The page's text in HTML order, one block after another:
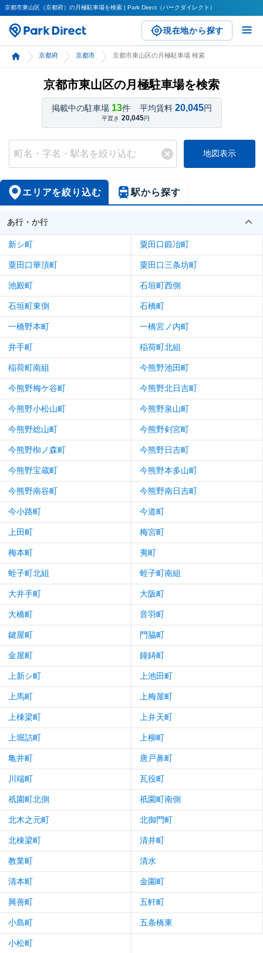
京都市東山区（京都府）の月極駐車場を検索 | Park Direct（パークダイレクト）
現在地から探す
京都府 京都市 京都市東山区の月極駐車場 検索
京都市東山区の月極駐車場を検索
掲載中の駐車場 13件 平均賃料 20,045円
平置き 20,045円
地図表示
エリアを絞り込む 駅から探す
あ行・か行
新シ町 粟田口鍛冶町
粟田口華頂町 粟田口三条坊町
池殿町 石垣町西側
石垣町東側 石橋町
一橋野本町 一橋宮ノ内町
井手町 稲荷町北組
稲荷町南組 今熊野池田町
今熊野梅ケ谷町 今熊野北日吉町
今熊野小松山町 今熊野泉山町
今熊野総山町 今熊野剣宮町
今熊野椥ノ森町 今熊野日吉町
今熊野宝蔵町 今熊野本多山町
今熊野南谷町 今熊野南日吉町
今小路町 今道町
上田町 梅宮町
梅本町 夷町
蛭子町北組 蛭子町南組
大井手町 大阪町
大橋町 音羽町
鍵屋町 門脇町
金屋町 鐘鋳町
上新シ町 上池田町
上馬町 上梅屋町
上棟梁町 上弁天町
上堀詰町 上柳町
亀井町 唐戸鼻町
川端町 瓦役町
祇園町北側 祇園町南側
北木之元町 北御門町
北棟梁町 清井町
教業町 清水
清本町 金園町
興善町 五軒町
小島町 五条橋東
小松町